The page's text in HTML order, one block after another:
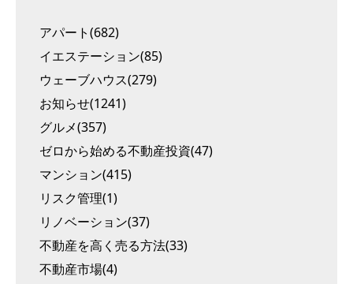
アパート(682)
イエステーション(85)
ウェーブハウス(279)
お知らせ(1241)
グルメ(357)
ゼロから始める不動産投資(47)
マンション(415)
リスク管理(1)
リノベーション(37)
不動産を高く売る方法(33)
不動産市場(4)